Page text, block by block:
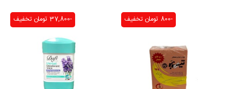
تخفیف -800 تومان تخفیف -37,800 تومان